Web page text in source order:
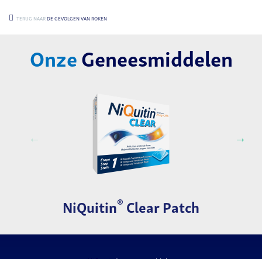
TERUG NAARDE GEVOLGEN VAN ROKEN
OnzeGeneesmiddelen
NiQuitin® Clear Patch​